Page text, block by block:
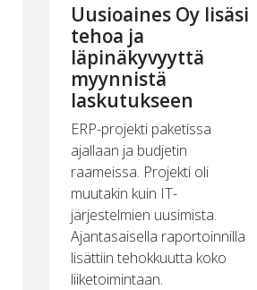
Uusioaines Oy lisäsi
tehoa ja
läpinäkyvyyttä
myynnistä
laskutukseen
ERP-projekti paketissa
ajallaan ja budjetin
raameissa. Projekti oli
muutakin kuin IT-
järjestelmien uusimista.
Ajantasaisella raportoinnilla
lisättiin tehokkuutta koko
liiketoimintaan.